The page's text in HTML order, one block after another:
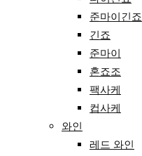
준마이긴죠
긴죠
준마이
혼죠조
팩사케
컵사케
와인
레드 와인